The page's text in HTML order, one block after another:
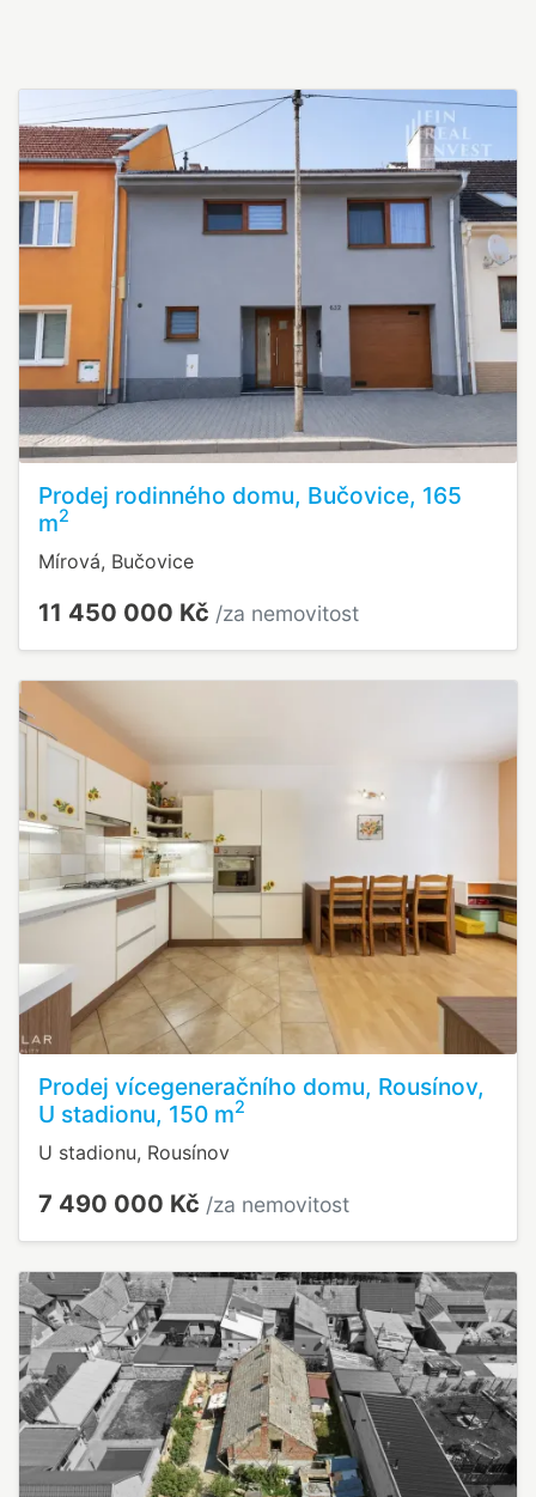
Prodej rodinného domu, Bučovice, 165
m2
Mírová, Bučovice
11 450 000 Kč /za nemovitost
Prodej vícegeneračního domu, Rousínov,
U stadionu, 150 m2
U stadionu, Rousínov
7 490 000 Kč /za nemovitost